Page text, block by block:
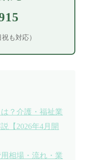
も対応）
？介護・福祉業
【2026年4月開
相場・流れ・業